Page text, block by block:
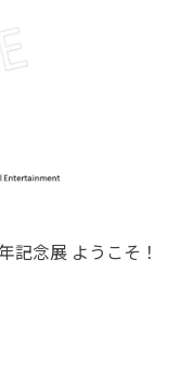
記念展 ようこそ！